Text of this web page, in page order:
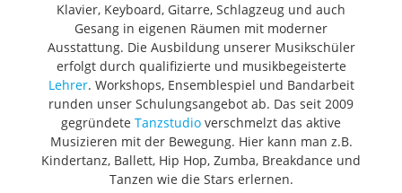
Klavier, Keyboard, Gitarre, Schlagzeug und auch
Gesang in eigenen Räumen mit moderner
Ausstattung. Die Ausbildung unserer Musikschüler
erfolgt durch qualifizierte und musikbegeisterte
Lehrer. Workshops, Ensemblespiel und Bandarbeit
runden unser Schulungsangebot ab. Das seit 2009
gegründete Tanzstudio verschmelzt das aktive
Musizieren mit der Bewegung. Hier kann man z.B.
Kindertanz, Ballett, Hip Hop, Zumba, Breakdance und
Tanzen wie die Stars erlernen.